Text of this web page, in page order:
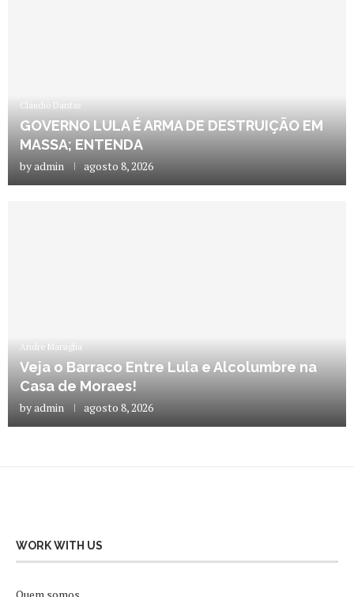
Claudio Dantas
GOVERNO LULA É ARMA DE DESTRUIÇÃO EM
MASSA; ENTENDA
byadmin agosto 8, 2026
Andre Marsiglia
Veja o Barraco Entre Lula e Alcolumbre na
Casa de Moraes!
byadmin agosto 8, 2026
WORK WITH US